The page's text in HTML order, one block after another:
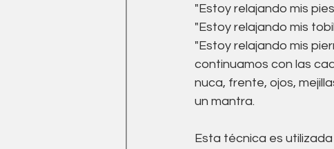
"Estoy relajando mis
"Estoy relajando mis
"Estoy relajando mis
continuamos con las
nuca, frente, ojos,
un mantra.
Esta técnica es